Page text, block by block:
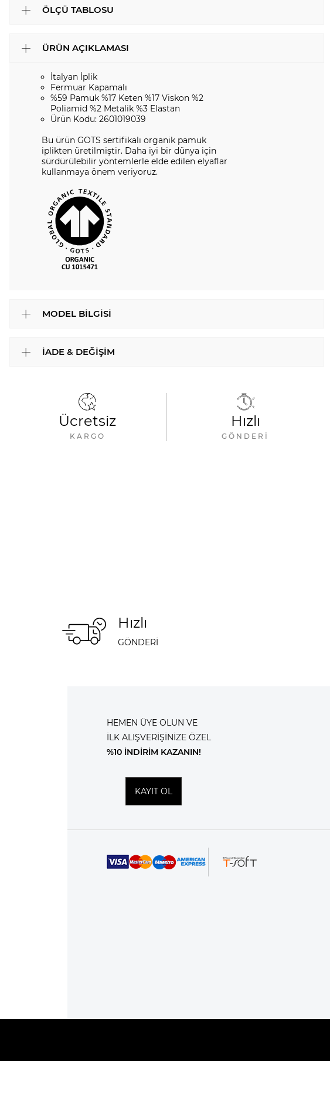
ÖLÇÜ TABLOSU
ÜRÜN AÇIKLAMASI
İtalyan İplik
Fermuar Kapamalı
%59 Pamuk %17 Keten %17 Viskon %2
Poliamid %2 Metalik %3 Elastan
Ürün Kodu: 2601019039
Bu ürün GOTS sertifikalı organik pamuk
iplikten üretilmiştir. Daha iyi bir dünya için
sürdürülebilir yöntemlerle elde edilen elyaflar
kullanmaya önem veriyoruz.
MODEL BILGISI
İADE & DEĞIŞIM
Ücretsiz
KARGO
Hızlı
GÖNDERI
Hızlı
GÖNDERİ
HEMEN ÜYE OLUN VE
İLK ALIŞVERİŞİNİZE ÖZEL
%10 İNDİRİM KAZANIN!
KAYIT OL